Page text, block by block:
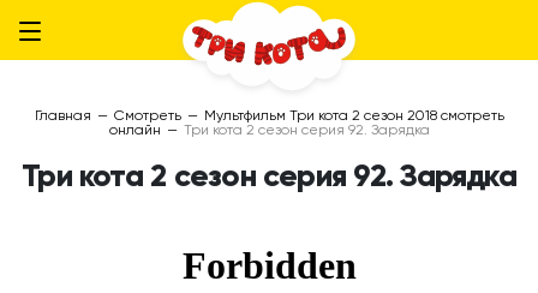
Главная — Смотреть — Мультфильм Три кота 2 сезон 2018 смотреть
онлайн — Три кота 2 сезон серия 92. Зарядка
Три кота 2 сезон серия 92. Зарядка